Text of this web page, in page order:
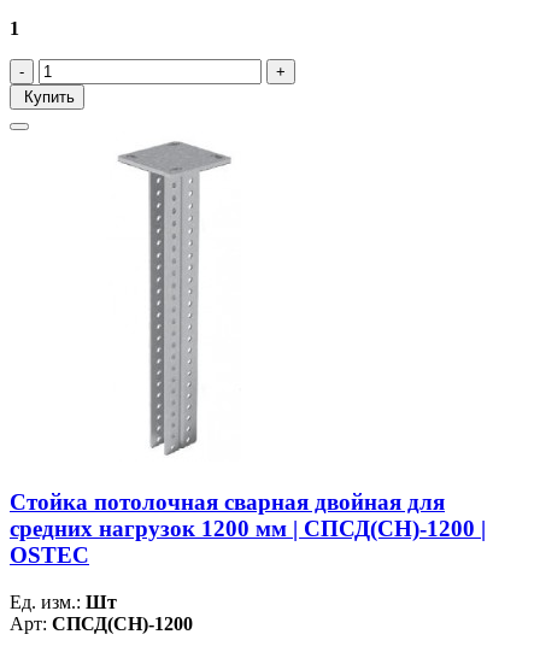
1
Купить
Стойка потолочная сварная двойная для
средних нагрузок 1200 мм | СПСД(СН)-1200 |
OSTEC
Ед. изм.: Шт
Арт: СПСД(СН)-1200